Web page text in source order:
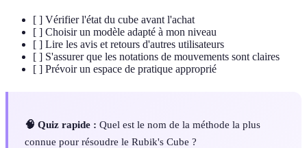
[ ] Vérifier l'état du cube avant l'achat
[ ] Choisir un modèle adapté à mon niveau
[ ] Lire les avis et retours d'autres utilisateurs
[ ] S'assurer que les notations de mouvements sont claires
[ ] Prévoir un espace de pratique approprié
🧠 Quiz rapide : Quel est le nom de la méthode la plus
connue pour résoudre le Rubik's Cube ?